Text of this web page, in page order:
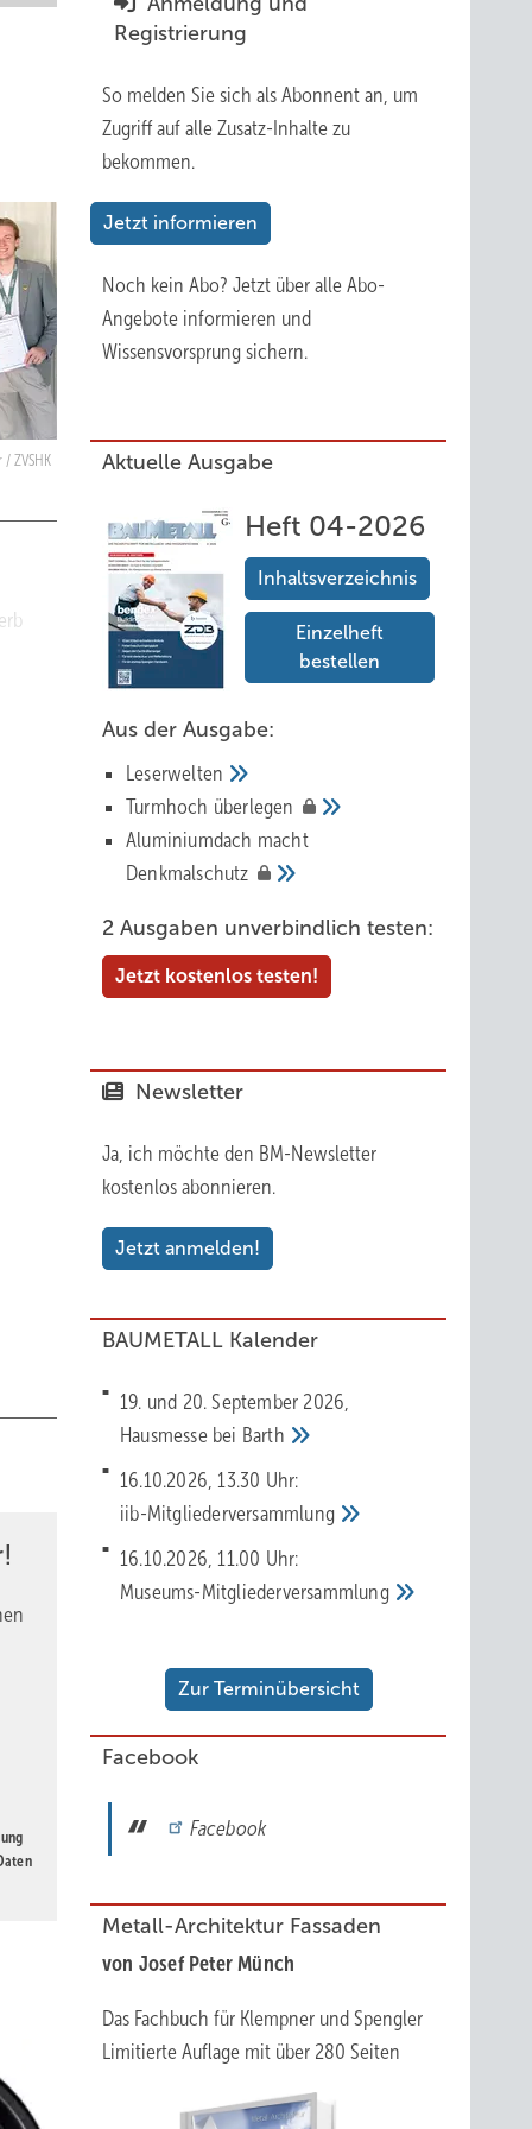
/ ZVSHK
im
in
Registrierung
So melden Sie sich als Abonnent an, um
Zugriff auf alle Zusatz-Inhalte zu
bekommen.
Jetzt informieren
Noch kein Abo? Jetzt über alle Abo-
Angebote informieren und
Wissensvorsprung sichern.
Aktuelle Ausgabe
Heft 04-2026
Inhaltsverzeichnis
Einzelheft
bestellen
Aus der Ausgabe:
Leserwelten
Tur mhoch überlegen
Aluminiumdach macht
Denkmalschutz
2 Ausgaben unverbindlich testen:
Jetzt kostenlos testen!
Newsletter
Ja, ich möchte den BM-Newsletter
kostenlos abonnieren.
Jetzt anmelden!
BAUMETALL Kalender
19. und 20. September 2026,
Hausmesse bei Barth
16.10.2026, 13.30 Uhr:
iib-Mitgliederversammlung
16.10.2026, 11.00 Uhr:
Museums-Mitgliederversammlung
Zur Terminübersicht
Facebook
Facebook
Metall-Architektur Fassaden
von Josef Peter Münch
Das Fachbuch für Klempner und Spengler
Limitierte Auflage mit über 280 Seiten